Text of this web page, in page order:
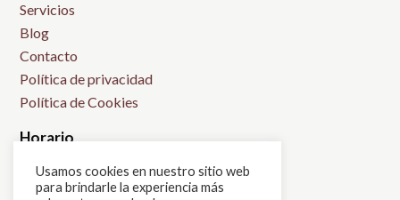
Servicios
Blog
Contacto
Política de privacidad
Política de Cookies
Horario
L: 9:00h-14:00h
M: 15:00h-21:00h
Usamos cookies en nuestro sitio web
para brindarle la experiencia más